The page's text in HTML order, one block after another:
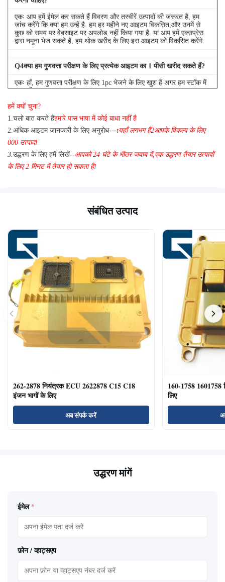
एकः आप हमें ईमेल कर सकते हैं विवरण और तस्वीरें उत्पादों की जरूरत है, हम
जांच करेंगे कि क्या हम उन्हें है. हम हर महीने नए आइटम विकसित,और उनमें से
कुछ को समय पर वेबसाइट पर अपलोड नहीं किया गया है. या आप हमें एक्सप्रेस
द्वारा नमूना भेज सकते हैं, हम थोक खरीद के लिए इस आइटम को विकसित करेंगे.
Q4क्या हम गुणवत्ता परीक्षण के लिए प्रत्येक आइटम का 1 पीसी खरीद सकते हैं?
एकः हाँ, हम गुणवत्ता परीक्षण के लिए 1pc भेजने के लिए खुश हैं अगर हम स्टॉक में
आप की जरूरत आइटम है
हमें क्यों चुना?
1.चलो बात करते हैंहमारे पास भाषा में कोई बाधा नहीं है
2.अधिक आइटम जानकारी के लिए अनुरोध---tयहाँ लगभग हैं2आपके विकल्प के लिए
000 उत्पाद!
3.उद्धरण के लिए हमें लिखें--आपको 24 घंटे के भीतर जवाब दें,एक उद्धरण तैयार उत्पादों
के लिए 2 मिनट में तैयार हो सकता है!
संबंधित उत्पाद
262-2878 नियंत्रक ECU 2622878 C15 C18
इंजन भागों के लिए
अब संपर्क करें
160-1758
लिए
उद्धरण मांगें
ईमेल *
फ़ोन / व्हाट्सएप